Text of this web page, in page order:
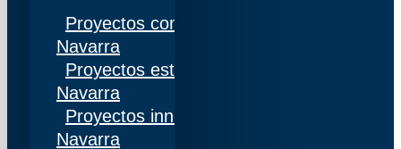
Proyectos competitivos I+D Gobierno de
Navarra
Proyectos estratégicos I+D Gobierno de
Navarra
Proyectos innovación Gobierno de
Navarra